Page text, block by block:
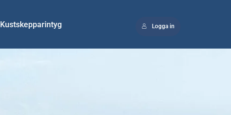
Kustskepparintyg Logga in